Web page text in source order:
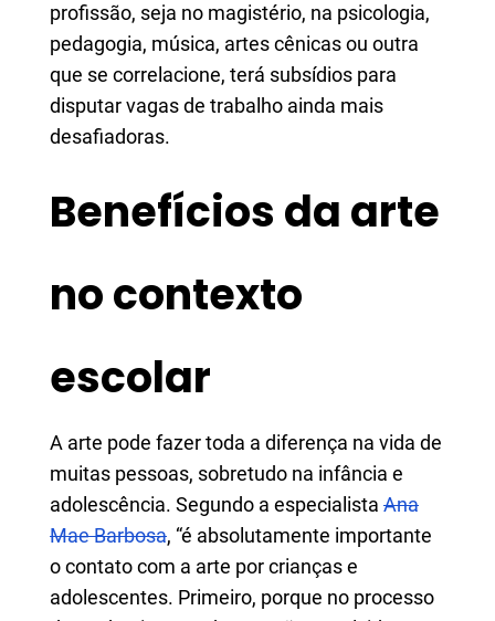
profissão, seja no magistério, na psicologia,
pedagogia, música, artes cênicas ou outra
que se correlacione, terá subsídios para
disputar vagas de trabalho ainda mais
desafiadoras.
Benefícios da arte
no contexto
escolar
A arte pode fazer toda a diferença na vida de
muitas pessoas, sobretudo na infância e
adolescência. Segundo a especialista Ana
Mae Barbosa, “é absolutamente importante
o contato com a arte por crianças e
adolescentes. Primeiro, porque no processo